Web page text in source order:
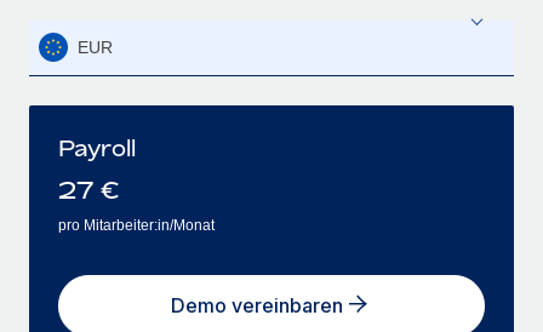
EUR
Payroll
27 €
pro Mitarbeiter:in/Monat
Demo vereinbaren